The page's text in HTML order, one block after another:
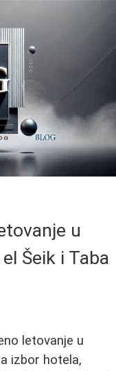
u
Šeik i Taba
letovanje u
izbor hotela,